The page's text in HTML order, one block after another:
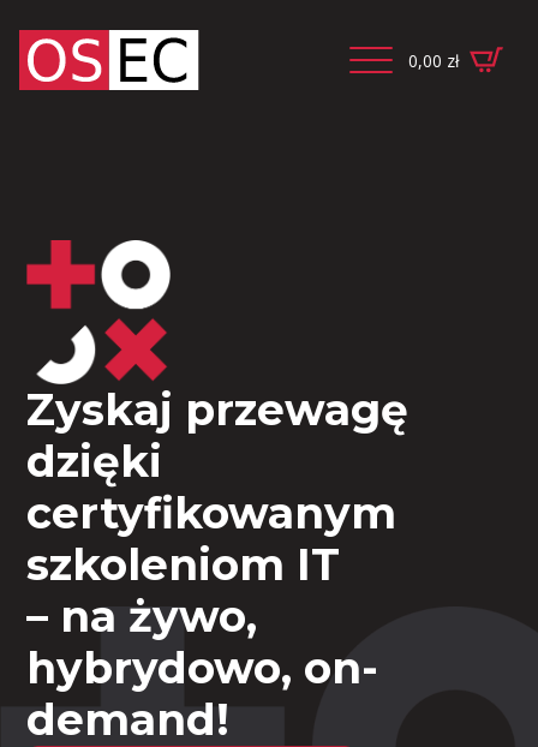
0,00 zł
Zyskaj przewagę
dzięki
certyfikowanym
szkoleniom IT
– na żywo,
hybrydowo, on-
demand!